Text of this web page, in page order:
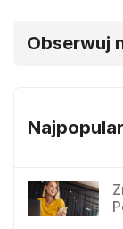
Obserwuj